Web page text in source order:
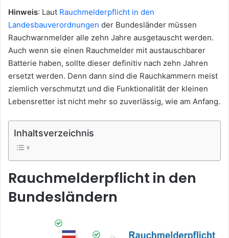
Hinweis: Laut Rauchmelderpflicht in den
Landesbauverordnungen der Bundesländer müssen
Rauchwarnmelder alle zehn Jahre ausgetauscht werden.
Auch wenn sie einen Rauchmelder mit austauschbarer
Batterie haben, sollte dieser definitiv nach zehn Jahren
ersetzt werden. Denn dann sind die Rauchkammern meist
ziemlich verschmutzt und die Funktionalität der kleinen
Lebensretter ist nicht mehr so zuverlässig, wie am Anfang.
Inhaltsverzeichnis
Rauchmelderpflicht in den
Bundesländern